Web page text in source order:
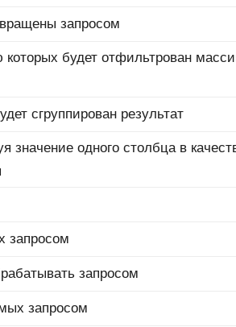
запросом
будет отфильтрован
сгруппирован результат
значение одного столбца в
запросом
запросом
запросом